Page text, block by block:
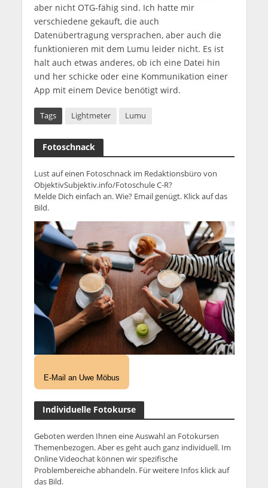
aber nicht OTG-fähig sind. Ich hatte mir
verschiedene gekauft, die auch
Datenübertragung versprachen, aber auch die
funktionieren mit dem Lumu leider nicht. Es ist
halt auch etwas anderes, ob ich eine Datei hin
und her schicke oder eine Kommunikation einer
App mit einem Device benötigt wird.
Tags Lightmeter Lumu
Fotoschnack
Lust auf einen Fotoschnack im Redaktionsbüro von
ObjektivSubjektiv.info/Fotoschule C-R?
Melde Dich einfach an. Wie? Email genügt. Klick auf das
Bild.
E-Mail an Uwe Möbus
Individuelle Fotokurse
Geboten werden Ihnen eine Auswahl an Fotokursen
Themenbezogen. Aber es geht auch ganz individuell. Im
Online Videochat können wir spezifische
Problembereiche abhandeln. Für weitere Infos klick auf
das Bild.